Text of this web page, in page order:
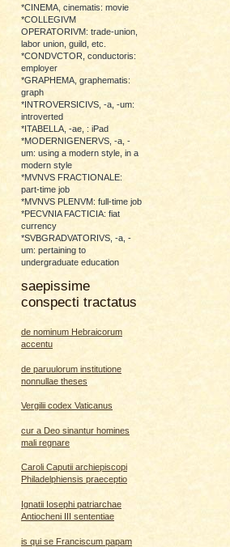
*CINEMA, cinematis: movie
*COLLEGIVM
OPERATORIVM: trade-union,
labor union, guild, etc.
*CONDVCTOR, conductoris:
employer
*GRAPHEMA, graphematis:
graph
*INTROVERSICIVS, -a, -um:
introverted
*ITABELLA, -ae, : iPad
*MODERNIGENERVS, -a, -
um: using a modern style, in a
modern style
*MVNVS FRACTIONALE:
part-time job
*MVNVS PLENVM: full-time job
*PECVNIA FACTICIA: fiat
currency
*SVBGRADVATORIVS, -a, -
um: pertaining to
undergraduate education
saepissime
conspecti tractatus
de nominum Hebraicorum
accentu
de paruulorum institutione
nonnullae theses
Vergilii codex Vaticanus
cur a Deo sinantur homines
mali regnare
Caroli Caputii archiepiscopi
Philadelphiensis praeceptio
Ignatii Iosephi patriarchae
Antiocheni III sententiae
is qui se Franciscum papam